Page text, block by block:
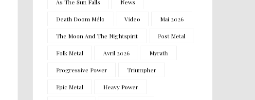
As The Sun Falls News
Death Doom Mélo Video Mai 2026
The Moon And The Nightspirit Post Metal
Folk Metal Avril 2026 Myrath
Progressive Power Triumpher
Epic Metal Heavy Power